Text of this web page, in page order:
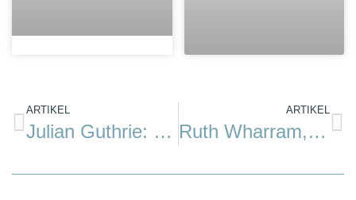
ARTIKEL
Julian Guthrie: The Billionaire and the Mechanic
ARTIKEL
Ruth Wharram, die Navigatorin